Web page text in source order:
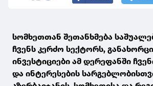
სომხეთთან შეთანხმება
ჩვენს კერძო სექტორს,
ინვესტიციები ამ დერეფანში
და ინტერესების